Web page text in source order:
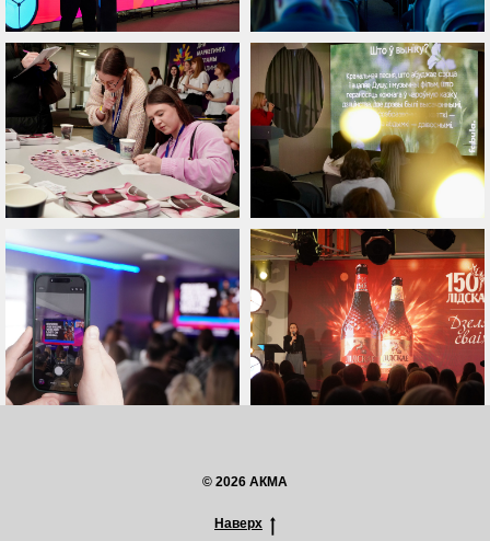
© 2026 АКМА
Наверх